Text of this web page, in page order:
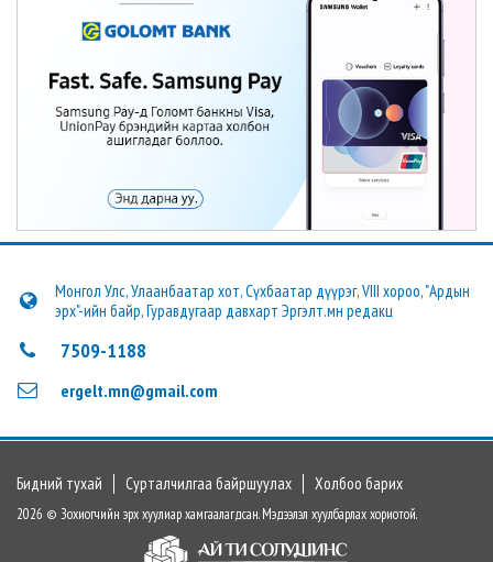
Монгол Улс, Улаанбаатар хот, Сүхбаатар дүүрэг, VIII хороо, "Ардын
эрх"-ийн байр, Гуравдугаар давхарт Эргэлт.мн редакц
7509-1188
ergelt.mn@gmail.com
Бидний тухай Сурталчилгаа байршуулах Холбоо барих
2026 © Зохиогчийн эрх хуулиар хамгаалагдсан. Мэдээлэл хуулбарлах хориотой.